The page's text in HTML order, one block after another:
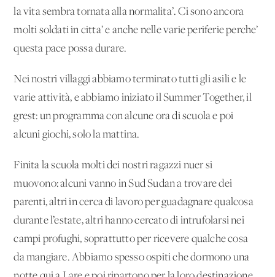
la vita sembra tornata alla normalita’. Ci sono ancora
molti soldati in citta’ e anche nelle varie periferie perche’
questa pace possa durare.
Nei nostri villaggi abbiamo terminato tutti gli asili e le
varie attività, e abbiamo iniziato il Summer Together, il
grest: un programma con alcune ora di scuola e poi
alcuni giochi, solo la mattina.
Finita la scuola molti dei nostri ragazzi nuer si
muovono: alcuni vanno in Sud Sudan a trovare dei
parenti, altri in cerca di lavoro per guadagnare qualcosa
durante l’estate, altri hanno cercato di intrufolarsi nei
campi profughi, soprattutto per ricevere qualche cosa
da mangiare. Abbiamo spesso ospiti che dormono una